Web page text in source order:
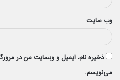
وب‌ سایت
ذخیره نام، ایمیل و وبسایت من در
می‌نویسم.